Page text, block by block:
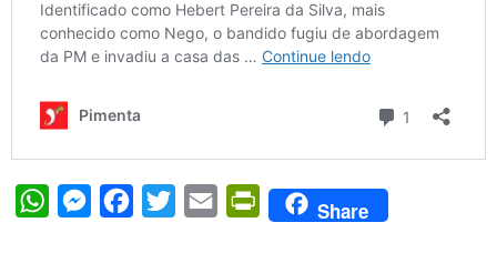
WhatsAppMessengerFacebook
Twitter Email PrintFriendly
Share